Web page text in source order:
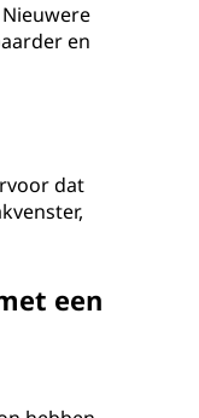
en
dat
een